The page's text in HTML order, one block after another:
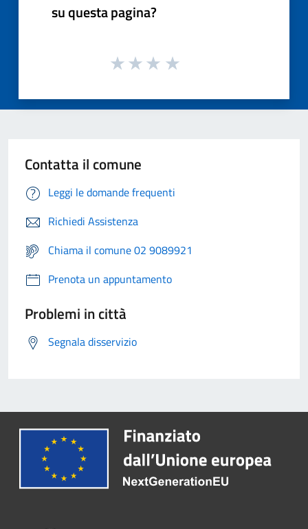
su questa pagina?
Contatta il comune
Leggi le domande frequenti
Richiedi Assistenza
Chiama il comune 02 9089921
Prenota un appuntamento
Problemi in città
Segnala disservizio